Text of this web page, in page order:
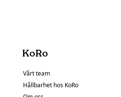
KoRo
Vårt team
Hållbarhet hos KoRo